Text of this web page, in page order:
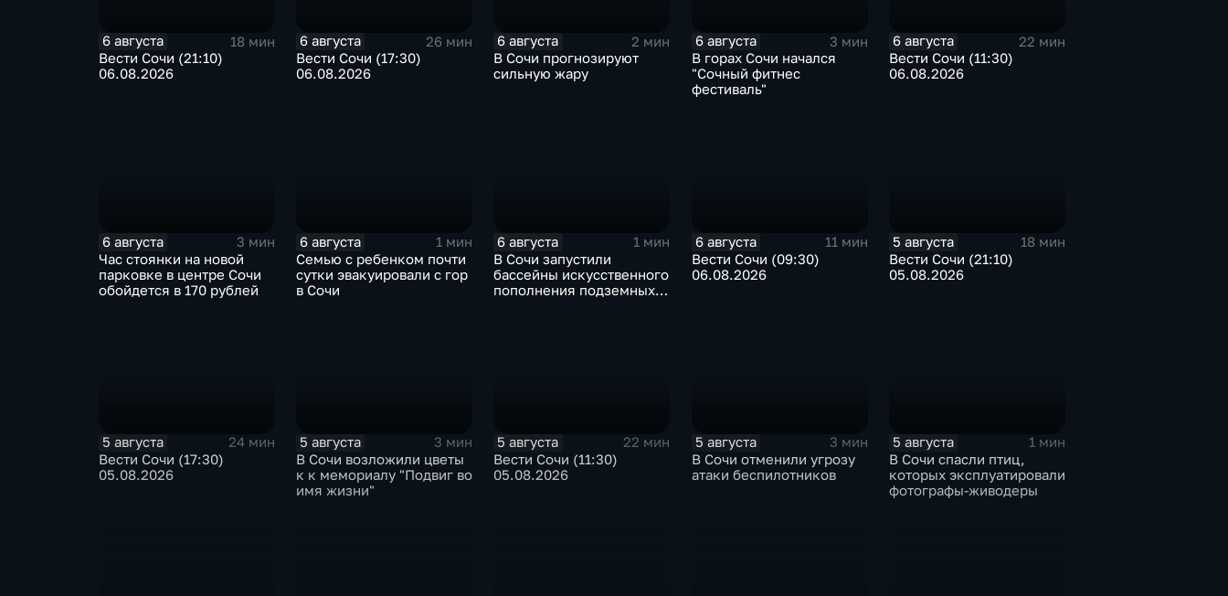
6 августа
18 мин
Вести Сочи (21:10)
06.08.2026
6 августа
26 мин
Вести Сочи (17:30)
06.08.2026
6 августа
2 мин
В Сочи прогнозируют
сильную жару
6 августа
3 мин
В горах Сочи начался
"Сочный фитнес
фестиваль"
6 августа
22 мин
Вести Сочи (11:30)
06.08.2026
6 августа
3 мин
Час стоянки на новой
парковке в центре Сочи
обойдется в 170 рублей
6 августа
1 мин
Семью с ребенком почти
сутки эвакуировали с гор
в Сочи
6 августа
1 мин
В Сочи запустили
бассейны искусственного
пополнения подземных
6 августа
11 мин
Вести Сочи (09:30)
06.08.2026
5 августа
18 мин
Вести Сочи (21:10)
05.08.2026
5 августа
24 мин
Вести Сочи (17:30)
05.08.2026
5 августа
3 мин
В Сочи возложили цветы
к к мемориалу "Подвиг во
имя жизни"
5 августа
22 мин
Вести Сочи (11:30)
05.08.2026
5 августа
3 мин
В Сочи отменили угрозу
атаки беспилотников
5 августа
1 мин
В Сочи спасли птиц,
которых эксплуатировали
фотографы-живодеры